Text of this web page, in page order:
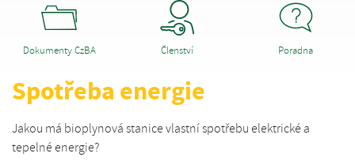
Dokumenty CzBA Členství Poradna
Spotřeba energie
Jakou má bioplynová stanice vlastní spotřebu elektrické a
tepelné energie?